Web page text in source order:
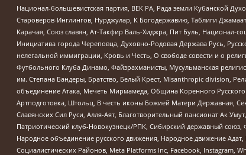
Национал-большевистская партия, ВЕК РА, Рада земли Кубанской
Староверов-Инглингов, Нурджулар, К Богодержавию, Таблиги
Карачая, Союз славян, Ат-Такфир Валь-Хиджра, Пит Буль, Национал-
Инициатива города Череповца, Духовно-Родовая Держава Русь,
нелегальной иммиграции, Кровь и Честь, О свободе совести и о
Футбольного Клуба Динамо, Файзрахманисты, Мусульманская
им. Степана Бандеры, Братство, Белый Крест, Misanthropic division,
объединение Атака, Мечеть Мирмамеда, Община Коренного Русского
Артподготовка, Штольц, В честь иконы Божией Матери Державная,
Славянских Сил Руси, Алля-Аят, Благотворительный пансионат Ак
Патриотический клуб-Новокузнецк/РПК, Сибирский державный
Народное объединение русского движения, Народное движение
Социалистических Районов, Meta Platforms Inc, Facebook, Instagram,